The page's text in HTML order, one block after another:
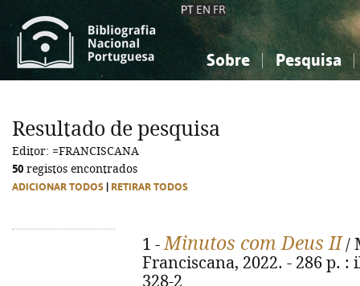
PT EN FR
Sobre Pesquisa
Ciências sociais...
Ciências sociais...
Resultado de pesquisa
Editor: =FRANCISCANA
50 registos encontrados
ADICIONAR TODOS RETIRAR TODOS
1 -Minutos com Deus II /
Franciscana, 2022. - 286 p. :
328-2